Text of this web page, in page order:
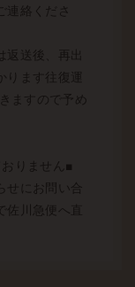
連絡くださ
送後、再出
ます往復運
ますので予め
りません■
にお問い合
川急便へ直